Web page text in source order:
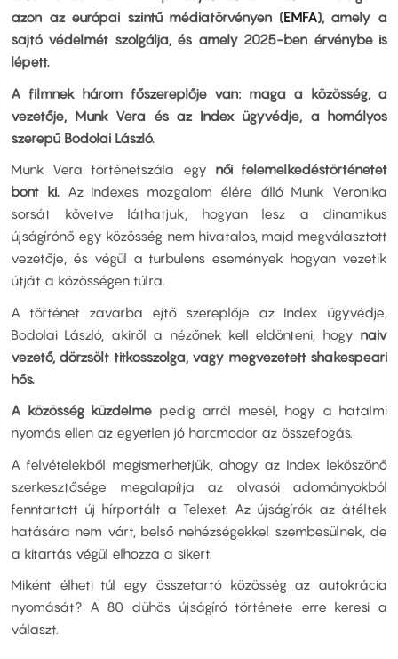
azon az európai szintű médiatörvényen (EMFA), amely a
sajtó védelmét szolgálja, és amely 2025-ben érvénybe is
lépett.
A filmnek három főszereplője van: maga a közösség, a
vezetője, Munk Vera és az Index ügyvédje, a homályos
szerepű Bodolai László.
Munk Vera történetszála egy női felemelkedéstörténetet
bont ki. Az Indexes mozgalom élére álló Munk Veronika
sorsát követve láthatjuk, hogyan lesz a dinamikus
újságírónő egy közösség nem hivatalos, majd megválasztott
vezetője, és végül a turbulens események hogyan vezetik
útját a közösségen túlra.
A történet zavarba ejtő szereplője az Index ügyvédje,
Bodolai László, akiről a nézőnek kell eldönteni, hogy naiv
vezető, dörzsölt titkosszolga, vagy megvezetett shakespeari
hős.
A közösség küzdelme pedig arról mesél, hogy a hatalmi
nyomás ellen az egyetlen jó harcmodor az összefogás.
A felvételekből megismerhetjük, ahogy az Index leköszönő
szerkesztősége megalapítja az olvasói adományokból
fenntartott új hírportált a Telexet. Az újságírók az átéltek
hatására nem várt, belső nehézségekkel szembesülnek, de
a kitartás végül elhozza a sikert.
Miként élheti túl egy összetartó közösség az autokrácia
nyomását? A 80 dühös újságíró története erre keresi a
választ.